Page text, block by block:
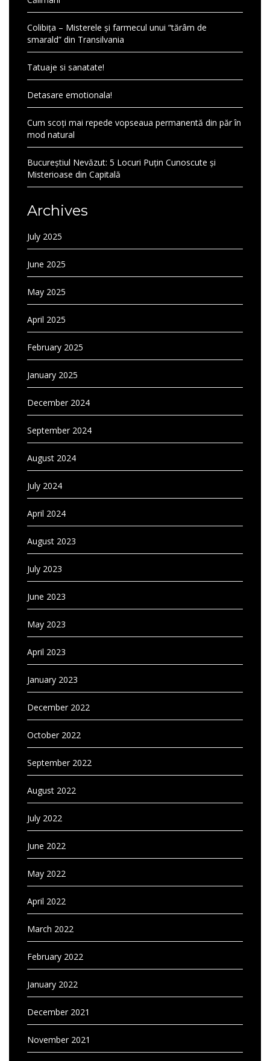
Colibița – Misterele și farmecul unui “tărâm de
smarald” din Transilvania
Tatuaje si sanatate!
Detasare emotionala!
Cum scoți mai repede vopseaua permanentă din păr în
mod natural
Bucureștiul Nevăzut: 5 Locuri Puțin Cunoscute și
Misterioase din Capitală
Archives
July 2025
June 2025
May 2025
April 2025
February 2025
January 2025
December 2024
September 2024
August 2024
July 2024
April 2024
August 2023
July 2023
June 2023
May 2023
April 2023
January 2023
December 2022
October 2022
September 2022
August 2022
July 2022
June 2022
May 2022
April 2022
March 2022
February 2022
January 2022
December 2021
November 2021